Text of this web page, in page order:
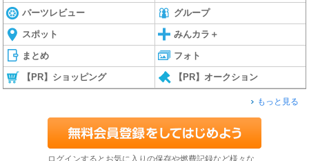
パーツレビュー グループ
スポット みんカラ＋
まとめ フォト
【PR】ショッピング 【PR】オークション
もっと見る